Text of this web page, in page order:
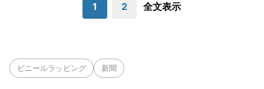
1 2 全文表示
ビニールラッピング 新聞